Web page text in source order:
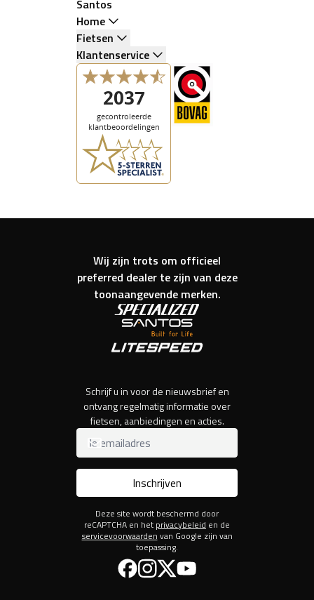
Santos
Home
Fietsen
Klantenservice
Wij zijn trots om officieel
preferred dealer te zijn van deze
toonaangevende merken.
Schrijf u in voor de nieuwsbrief en
ontvang regelmatig informatie over
fietsen, aanbiedingen en acties.
Inschrijven
Deze site wordt beschermd door
reCAPTCHA en het privacybeleid en de
servicevoorwaarden van Google zijn van
toepassing.
FacebookInstagram
TwitterYouTube